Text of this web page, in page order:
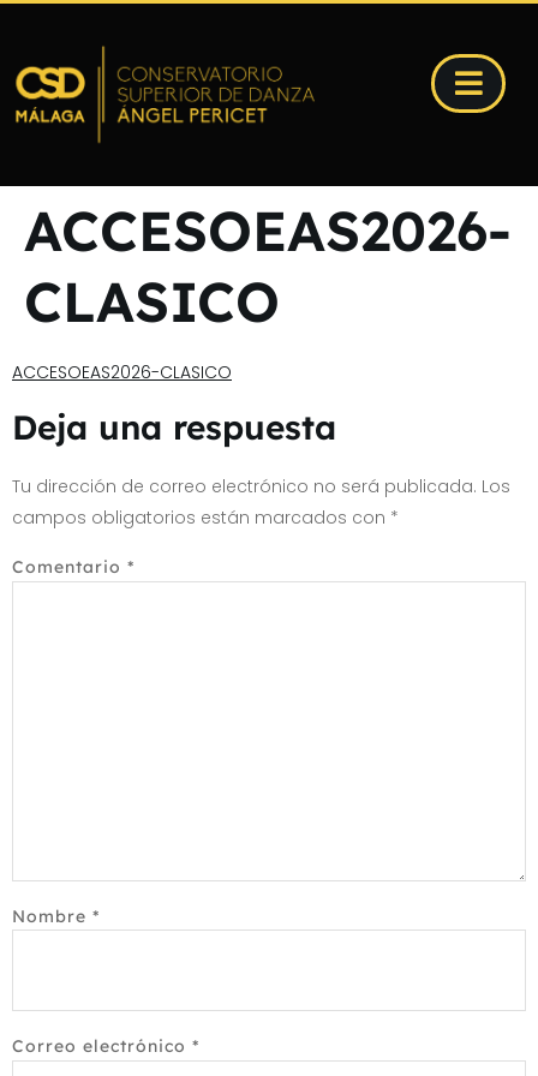
ACCESOEAS2026-
CLASICO
ACCESOEAS2026-CLASICO
Deja una respuesta
Tu dirección de correo electrónico no será publicada. Los
campos obligatorios están marcados con *
Comentario *
Nombre *
Correo electrónico *